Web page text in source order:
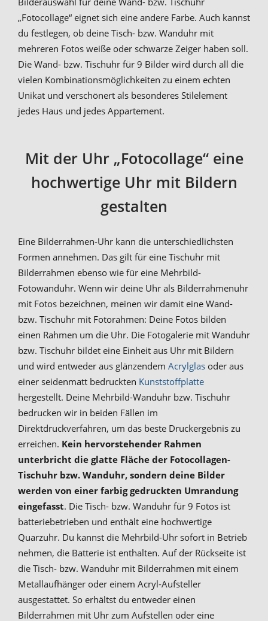
„Fotocollage“ eignet sich eine andere Farbe. Auch kannst
du festlegen, ob deine Tisch- bzw. Wanduhr mit
mehreren Fotos weiße oder schwarze Zeiger haben soll.
Die Wand- bzw. Tischuhr für 9 Bilder wird durch all die
vielen Kombinationsmöglichkeiten zu einem echten
Unikat und verschönert als besonderes Stilelement
jedes Haus und jedes Appartement.
Mit der Uhr „Fotocollage“ eine
hochwertige Uhr mit Bildern
gestalten
Eine Bilderrahmen-Uhr kann die unterschiedlichsten
Formen annehmen. Das gilt für eine Tischuhr mit
Bilderrahmen ebenso wie für eine Mehrbild-
Fotowanduhr. Wenn wir deine Uhr als Bilderrahmenuhr
mit Fotos bezeichnen, meinen wir damit eine Wand-
bzw. Tischuhr mit Fotorahmen: Deine Fotos bilden
einen Rahmen um die Uhr. Die Fotogalerie mit Wanduhr
bzw. Tischuhr bildet eine Einheit aus Uhr mit Bildern
und wird entweder aus glänzendem Acrylglas oder aus
einer seidenmatt bedruckten Kunststoffplatte
hergestellt. Deine Mehrbild-Wanduhr bzw. Tischuhr
bedrucken wir in beiden Fällen im
Direktdruckverfahren, um das beste Druckergebnis zu
erreichen. Kein hervorstehender Rahmen
unterbricht die glatte Fläche der Fotocollagen-
Tischuhr bzw. Wanduhr, sondern deine Bilder
werden von einer farbig gedruckten Umrandung
eingefasst. Die Tisch- bzw. Wanduhr für 9 Fotos ist
batteriebetrieben und enthält eine hochwertige
Quarzuhr. Du kannst die Mehrbild-Uhr sofort in Betrieb
nehmen, die Batterie ist enthalten. Auf der Rückseite ist
die Tisch- bzw. Wanduhr mit Bilderrahmen mit einem
Metallaufhänger oder einem Acryl-Aufsteller
ausgestattet. So erhältst du entweder einen
Bilderrahmen mit Uhr zum Aufstellen oder eine